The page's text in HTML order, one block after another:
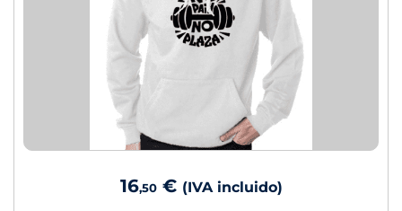
16,50 € (IVA incluido)